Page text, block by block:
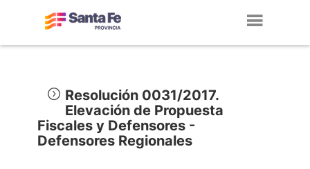
Resolución 0031/2017.
Elevación de Propuesta
Fiscales y Defensores -
Defensores Regionales